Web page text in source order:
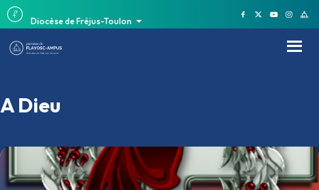
Diocèse de Fréjus-Toulon
A Dieu